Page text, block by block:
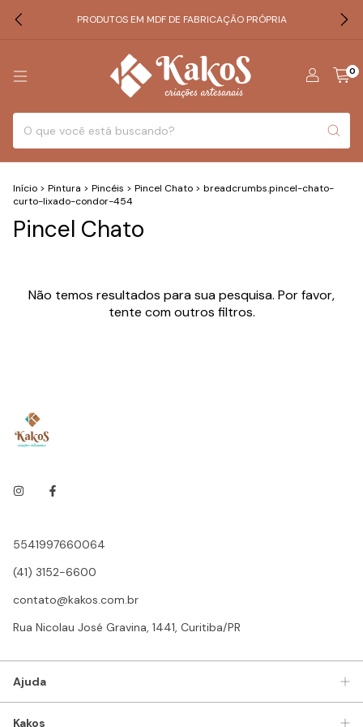
PRODUTOS EM MDF DE FABRICAÇÃO PRÓPRIA
0
Início > Pintura > Pincéis > Pincel Chato > breadcrumbs.pincel-chato-
curto-lixado-condor-454
Pincel Chato
Não temos resultados para sua pesquisa. Por favor,
tente com outros filtros.
5541997660064
(41) 3152-6600
contato@kakos.com.br
Rua Nicolau José Gravina, 1441, Curitiba/PR
Ajuda
Kakos